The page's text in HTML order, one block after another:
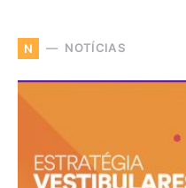
N NOTÍCIAS